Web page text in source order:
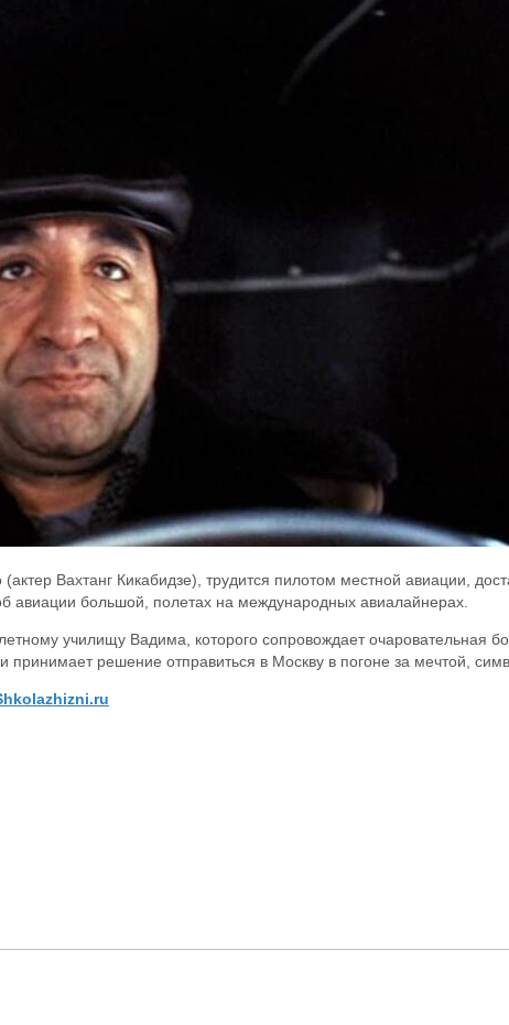
Вахтанг Кикабидзе), трудится пилотом местной авиации,
авиации большой, полетах на международных авиалайнерах.
училищу Вадима, которого сопровождает очаровательная
решение отправиться в Москву в погоне за мечтой,